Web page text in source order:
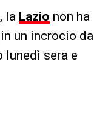
la Lazio non ha
in un incrocio da
lunedì sera e